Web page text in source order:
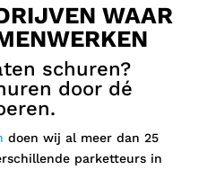
WAAR
schuren?
door dé
doen wij al meer dan 25
parketteurs in